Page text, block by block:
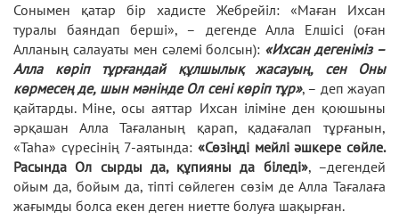
Сонымен қатар бір хадисте Жебрейіл: «Маған Ихсан
туралы баяндап берші», – дегенде Алла Елшісі (оған
Алланың салауаты мен сәлемі болсын): «Ихсан дегеніміз –
Алла көріп тұрғандай құлшылық жасауың, сен Оны
көрмесең де, шын мәнінде Ол сені көріп тұр», – деп жауап
қайтарды. Міне, осы аяттар Ихсан іліміне ден қоюшыны
әрқашан Алла Тағаланың қарап, қадағалап тұрғанын,
«Таһа» сүресінің 7-аятында: «Сөзіңді мейлі әшкере сөйле.
Расында Ол сырды да, құпияны да біледі», –дегендей
ойым да, бойым да, тіпті сөйлеген сөзім де Алла Тағалаға
жағымды болса екен деген ниетте болуға шақырған.